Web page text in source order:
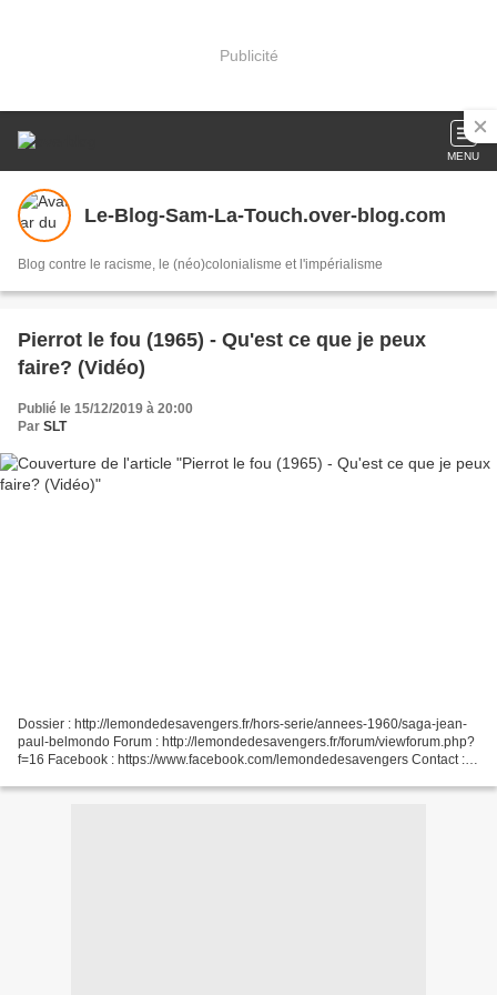
Publicité
MENU
Le-Blog-Sam-La-Touch.over-blog.com
Blog contre le racisme, le (néo)colonialisme et l'impérialisme
Pierrot le fou (1965) - Qu'est ce que je peux
faire? (Vidéo)
Publié le 15/12/2019 à 20:00
Par SLT
Dossier : http://lemondedesavengers.fr/hors-serie/annees-1960/saga-jean-
paul-belmondo Forum : http://lemondedesavengers.fr/forum/viewforum.php?
f=16 Facebook : https://www.facebook.com/lemondedesavengers Contact :